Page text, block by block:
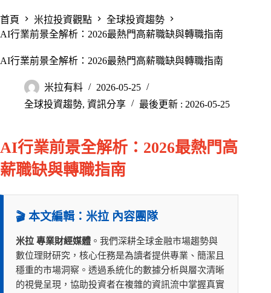
首頁 米拉投資觀點
全球投資趨勢
AI行業前景全解析：2026最熱門高薪職缺與轉職指南
AI行業前景全解析：2026最熱門高薪職缺與轉職指南
米拉有料
2026-05-25
全球投資趨勢, 資訊分享 最後更新 : 2026-05-25
AI行業前景全解析：2026最熱門高
薪職缺與轉職指南
🎬 本文編輯：米拉 內容團隊
米拉 專業財經媒體 。我們深耕全球金融市場趨勢與
數位理財研究，核心任務是為讀者提供專業、簡潔且
穩重的市場洞察。透過系統化的數據分析與層次清晰
的視覺呈現，協助投資者在複雜的資訊流中掌握真實